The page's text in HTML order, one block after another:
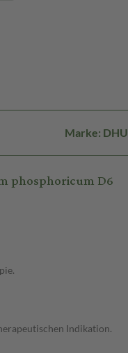
Marke: DHU
phosphoricum D6
Indikation.